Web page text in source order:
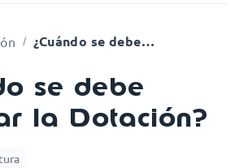
¿Cuándo se debe entregar la Dotación?
se debe
la Dotación?